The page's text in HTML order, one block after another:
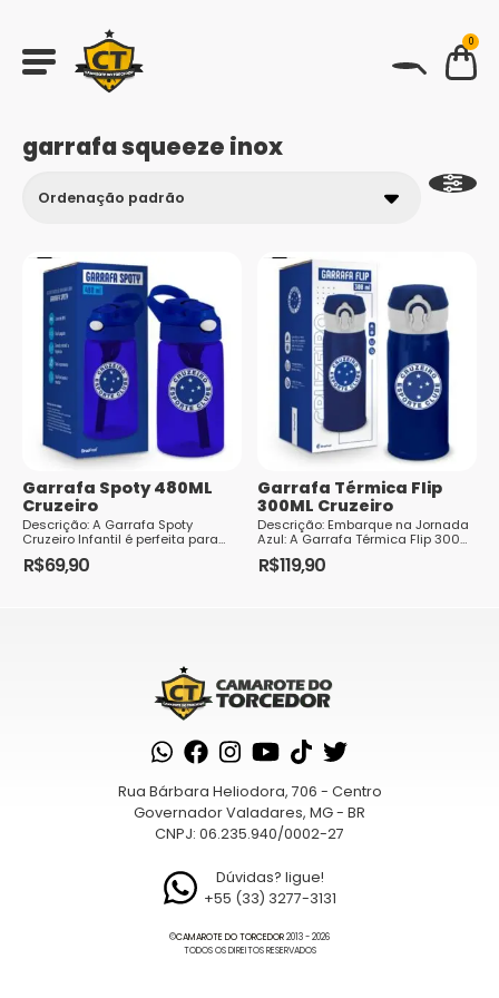
0
garrafa squeeze inox
Garrafa Spoty 480ML
Cruzeiro
Descrição: A Garrafa Spoty
Cruzeiro Infantil é perfeita para
acompanhar as crianças em
todos os momentos, seja na
R$69,90
Garrafa Térmica Flip
300ML Cruzeiro
Descrição: Embarque na Jornada
Azul: A Garrafa Térmica Flip 300ML
Cruzeiro é mais do que um ...
R$119,90
Rua Bárbara Heliodora, 706 - Centro
Governador Valadares, MG - BR
CNPJ: 06.235.940/0002-27
Dúvidas? ligue!
+55 (33) 3277-3131
©CAMAROTE DO TORCEDOR2013 - 2026
TODOS OS DIREITOS RESERVADOS